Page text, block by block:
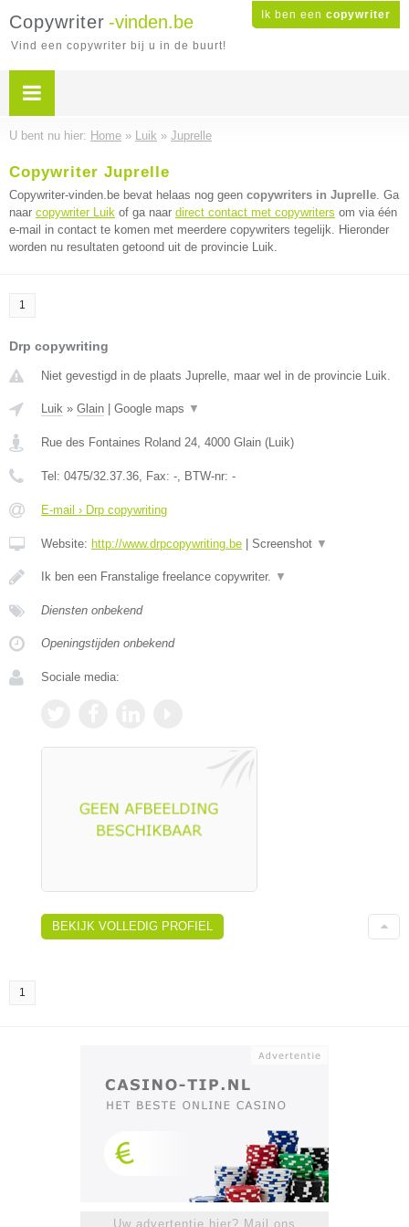
Ik ben een copywriter
Copywriter -vinden.be
Vind een copywriter bij u in de buurt!
U bent nu hier: Home » Luik » Juprelle
Copywriter Juprelle
Copywriter-vinden.be bevat helaas nog geen copywriters in Juprelle. Ga
naar copywriter Luik of ga naar direct contact met copywriters om via één
e-mail in contact te komen met meerdere copywriters tegelijk. Hieronder
worden nu resultaten getoond uit de provincie Luik.
1
Drp copywriting
Niet gevestigd in de plaats Juprelle, maar wel in de provincie Luik.
Luik » Glain Google maps ▼
Rue des Fontaines Roland 24, 4000 Glain (Luik)
Tel: 0475/32.37.36, Fax: -, BTW-nr: -
E-mail › Drp copywriting
Website: http://www.drpcopywriting.be Screenshot ▼
Ik ben een Franstalige freelance copywriter. ▼
Diensten onbekend
Openingstijden onbekend
Sociale media:
BEKIJK VOLLEDIG PROFIEL
1
Uw advertentie hier? Mail ons